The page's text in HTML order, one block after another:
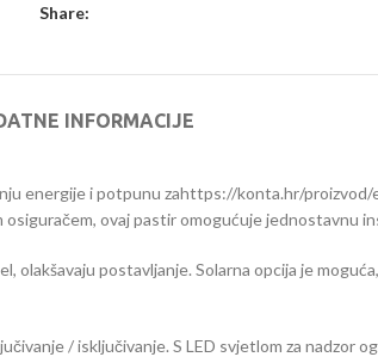
Share:
INFORMACIJE
energije i potpunu zahttps://konta.hr/
ovaj pastir omogućuje jednostavnu
olakšavaju postavljanje. Solarna opcija je
/ isključivanje. S LED svjetlom za nadzor